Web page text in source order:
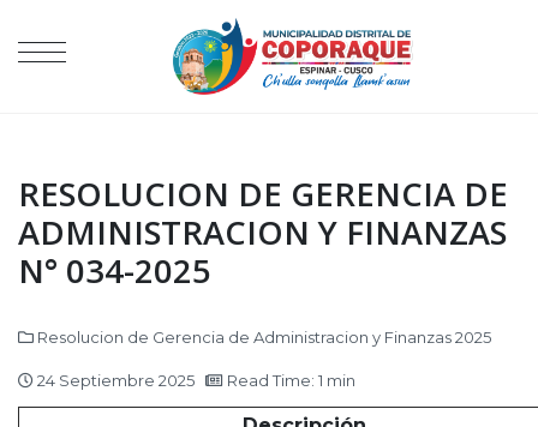
RESOLUCION DE GERENCIA DE
ADMINISTRACION Y FINANZAS
N° 034-2025
Resolucion de Gerencia de Administracion y Finanzas 2025
24 Septiembre 2025 Read Time: 1 min